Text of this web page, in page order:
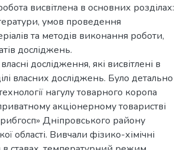
висвітлена в основних розділах:
умов проведення
та методів виконання роботи,
досліджень.
дослідження, які висвітлені в
власних досліджень. Було детально
нагулу товарного коропа
акціонерному товаристві
Дніпровського району
області. Вивчали фізико-хімічні